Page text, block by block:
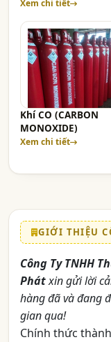
Xem chi tiết
Khí CO (CARBON
MONOXIDE)
Xem chi tiết
GIỚI THIỆU
Công Ty TNHH
Phátxin gửi lời
hàng đã và đang
gian qua!
Chính thức